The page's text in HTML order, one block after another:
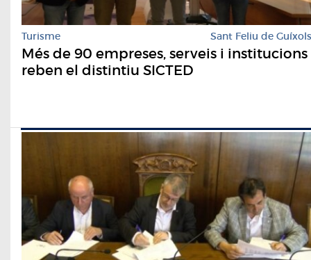
Turisme Sant Feliu de Guíxols
Més de 90 empreses, serveis i institucions
reben el distintiu SICTED